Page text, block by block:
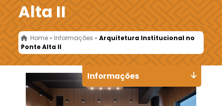
Alta II
Home » Informações »Arquitetura Institucional no
Ponte Alta II
Informações